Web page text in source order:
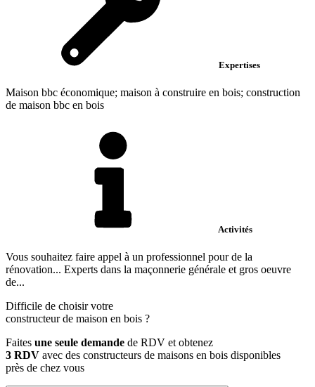
Expertises
Maison bbc économique; maison à construire en bois; construction
de maison bbc en bois
Activités
Vous souhaitez faire appel à un professionnel pour de la
rénovation... Experts dans la maçonnerie générale et gros oeuvre
de...
Difficile de choisir votre
constructeur de maison en bois ?
Faites une seule demande de RDV et obtenez
3 RDV avec des constructeurs de maisons en bois disponibles
près de chez vous